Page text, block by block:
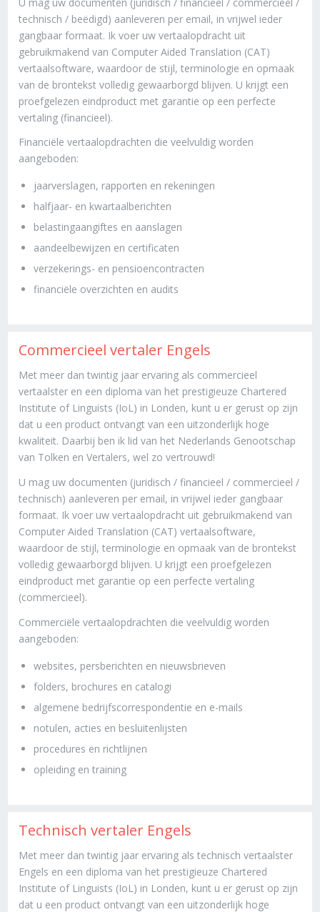
technisch / beëdigd) aanleveren per email, in vrijwel ieder
gangbaar formaat. Ik voer uw vertaalopdracht uit
gebruikmakend van Computer Aided Translation (CAT)
vertaalsoftware, waardoor de stijl, terminologie en opmaak
van de brontekst volledig gewaarborgd blijven. U krijgt een
proefgelezen eindproduct met garantie op een perfecte
vertaling (financieel).
Financiële vertaalopdrachten die veelvuldig worden
aangeboden:
jaarverslagen, rapporten en rekeningen
halfjaar- en kwartaalberichten
belastingaangiftes en aanslagen
aandeelbewijzen en certificaten
verzekerings- en pensioencontracten
financiële overzichten en audits
Commercieel vertaler Engels
Met meer dan twintig jaar ervaring als commercieel
vertaalster en een diploma van het prestigieuze Chartered
Institute of Linguists (IoL) in Londen, kunt u er gerust op zijn
dat u een product ontvangt van een uitzonderlijk hoge
kwaliteit. Daarbij ben ik lid van het Nederlands Genootschap
van Tolken en Vertalers, wel zo vertrouwd!
U mag uw documenten (juridisch / financieel / commercieel /
technisch) aanleveren per email, in vrijwel ieder gangbaar
formaat. Ik voer uw vertaalopdracht uit gebruikmakend van
Computer Aided Translation (CAT) vertaalsoftware,
waardoor de stijl, terminologie en opmaak van de brontekst
volledig gewaarborgd blijven. U krijgt een proefgelezen
eindproduct met garantie op een perfecte vertaling
(commercieel).
Commerciële vertaalopdrachten die veelvuldig worden
aangeboden:
websites, persberichten en nieuwsbrieven
folders, brochures en catalogi
algemene bedrijfscorrespondentie en e-mails
notulen, acties en besluitenlijsten
procedures en richtlijnen
opleiding en training
Technisch vertaler Engels
Met meer dan twintig jaar ervaring als technisch vertaalster
Engels en een diploma van het prestigieuze Chartered
Institute of Linguists (IoL) in Londen, kunt u er gerust op zijn
dat u een product ontvangt van een uitzonderlijk hoge